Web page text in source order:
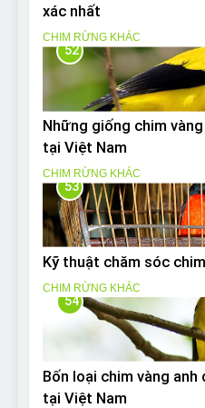
xác nhất
CHIM RỪNG KHÁC
52
Những giống chim
tại Việt Nam
CHIM RỪNG KHÁC
53
Kỹ thuật chăm sóc
CHIM RỪNG KHÁC
54
Bốn loại chim vàng
tại Việt Nam